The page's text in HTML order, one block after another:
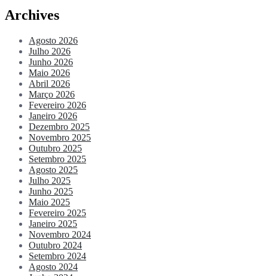
Archives
Agosto 2026
Julho 2026
Junho 2026
Maio 2026
Abril 2026
Março 2026
Fevereiro 2026
Janeiro 2026
Dezembro 2025
Novembro 2025
Outubro 2025
Setembro 2025
Agosto 2025
Julho 2025
Junho 2025
Maio 2025
Fevereiro 2025
Janeiro 2025
Novembro 2024
Outubro 2024
Setembro 2024
Agosto 2024